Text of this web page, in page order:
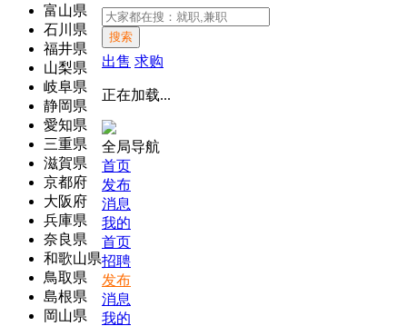
富山県
石川県
福井県
山梨県
岐阜県
静岡県
愛知県
三重県
滋賀県
京都府
大阪府
兵庫県
奈良県
和歌山県
鳥取県
島根県
岡山県
搜索
出售 求购
正在加载...
全局导航
首页
发布
消息
我的
首页
招聘
发布
消息
我的